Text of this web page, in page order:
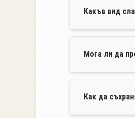
Какъв вид
Мога ли да
Как да